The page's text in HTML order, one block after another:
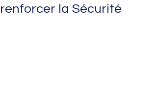
renforcer la Sécurité